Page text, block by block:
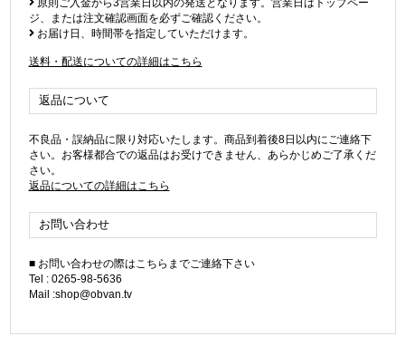
原則ご入金から3営業日以内の発送となります。営業日はトップペー
ジ、または注文確認画面を必ずご確認ください。
お届け日、時間帯を指定していただけます。
送料・配送についての詳細はこちら
返品について
不良品・誤納品に限り対応いたします。商品到着後8日以内にご連絡下
さい。お客様都合での返品はお受けできません、あらかじめご了承くだ
さい。
返品についての詳細はこちら
お問い合わせ
■ お問い合わせの際はこちらまでご連絡下さい
Tel : 0265-98-5636
Mail :shop@obvan.tv